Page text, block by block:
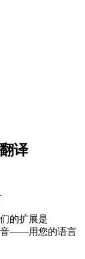
译
的扩展是
音——用您的语言